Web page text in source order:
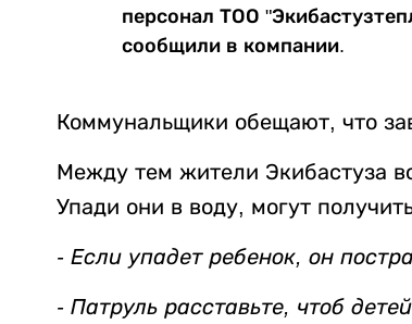
персонал ТОО
сообщили в компании.
Коммунальщики обещают, что
Между тем жители Экибастуза
Упади они в воду, могут
- Если упадет ребенок, он
- Патруль расставьте, чтоб